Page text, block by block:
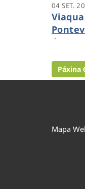
04 SET.
época
Páxina
Mapa